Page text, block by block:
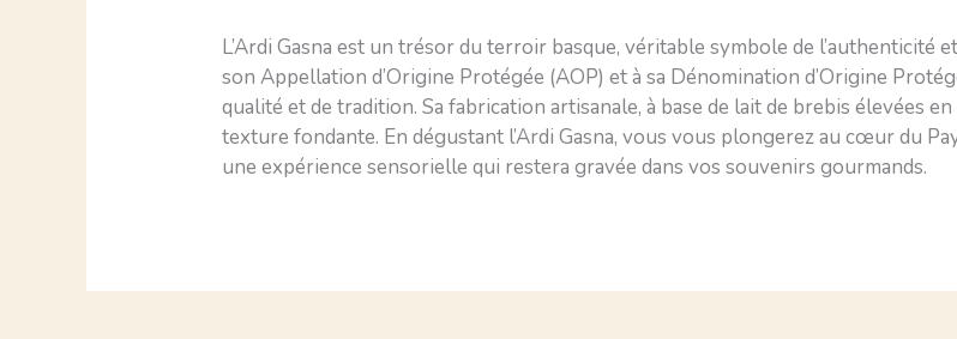
L’Ardi Gasna est un trésor du terroir basque, véritable symbole de l’authenticité
son Appellation d’Origine Protégée (AOP) et à sa Dénomination d’Origine
qualité et de tradition. Sa fabrication artisanale, à base de lait de brebis élevées
texture fondante. En dégustant l’Ardi Gasna, vous vous plongerez au cœur du
une expérience sensorielle qui restera gravée dans vos souvenirs gourmands.